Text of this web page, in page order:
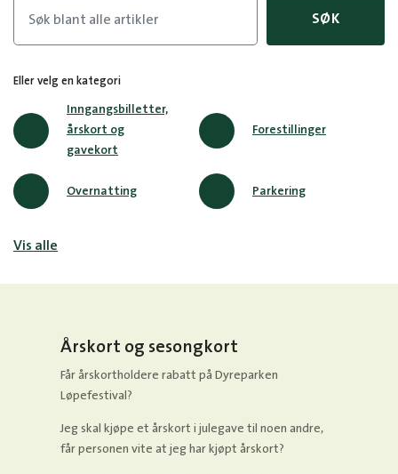
SØK
Eller velg en kategori
Inngangsbilletter,
årskort og
gavekort
Forestillinger
Overnatting Parkering
Vis alle
Årskort og sesongkort
Får årskortholdere rabatt på Dyreparken
Løpefestival?
Jeg skal kjøpe et årskort i julegave til noen andre,
får personen vite at jeg har kjøpt årskort?